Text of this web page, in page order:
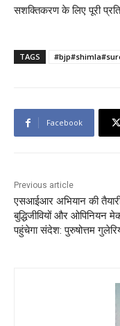
सशक्तिकरण के लिए पूरी
TAGS
Facebook
Previous article
एसआईआर अभियान की
बुद्धिजीवियों और ओपिनियन
पहुंचेगा संदेश: पुरुषोत्तम